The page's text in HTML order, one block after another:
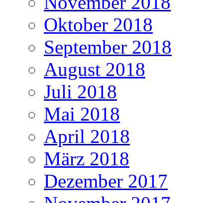
Oktober 2018
September 2018
August 2018
Juli 2018
Mai 2018
April 2018
März 2018
Dezember 2017